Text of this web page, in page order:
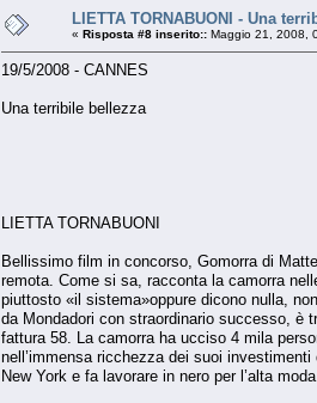
LIETTA TORNABUONI - Una
« Risposta #8 inserito:: Maggio 21, 2008,
19/5/2008 - CANNES
Una terribile bellezza
LIETTA TORNABUONI
Bellissimo film in concorso, Gomorra di
remota. Come si sa, racconta la camorra
piuttosto «il sistema»oppure dicono nulla,
da Mondadori con straordinario successo, è
fattura 58. La camorra ha ucciso 4 mila
nell’immensa ricchezza dei suoi
New York e fa lavorare in nero per l’alta